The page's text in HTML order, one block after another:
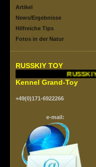
Artikel
News/Ergebnisse
Hilfreiche Tips
Fotos in der Natur
RUSSKIY TOY
Kennel Grand-Toy
+49(0)171-6922266
e-mail: